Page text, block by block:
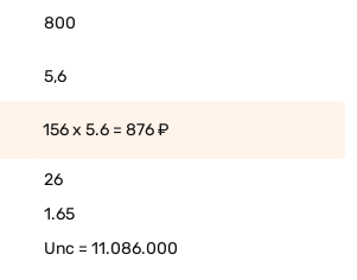
800
5,6
156 x 5.6 = 876 ₽
26
1.65
Unc = 11.086.000